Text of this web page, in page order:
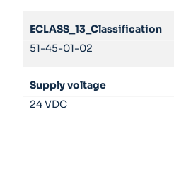
ECLASS_13_Classification
51-45-01-02
Supply voltage
24 VDC